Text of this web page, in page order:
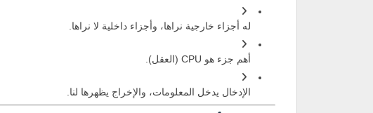
له أجزاء خارجية نراها، وأجزاء داخلية لا نراها.
أهم جزء هو CPU (العقل).
الإدخال يدخل المعلومات، والإخراج يظهرها لنا.